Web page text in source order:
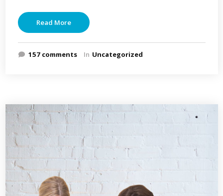
Read More
157 comments In Uncategorized